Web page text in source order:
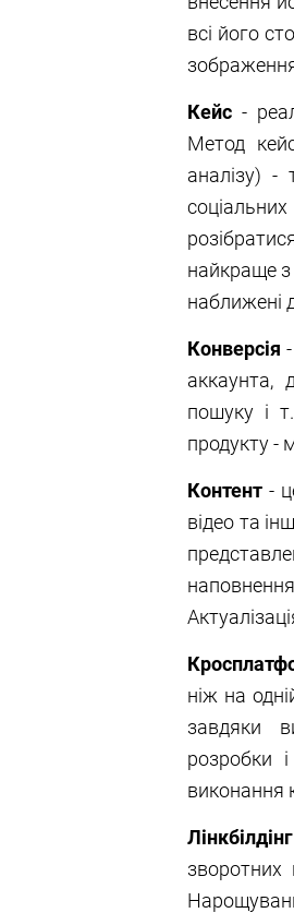
всі його
Кейс -
Метод
аналізу) -
найкраще
наближені
Конверсія
аккаунта,
пошуку і
продукту -
Контент -
відео та
ніж на
завдяки
розробки
виконання
зворотних